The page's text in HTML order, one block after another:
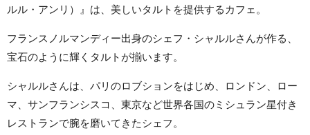
ルル・アンリ）』は、美しいタルトを提供するカフェ。
フランスノルマンディー出身のシェフ・シャルルさんが作る、
宝石のように輝くタルトが揃います。
シャルルさんは、パリのロブションをはじめ、ロンドン、ロー
マ、サンフランシスコ、東京など世界各国のミシュラン星付き
レストランで腕を磨いてきたシェフ。